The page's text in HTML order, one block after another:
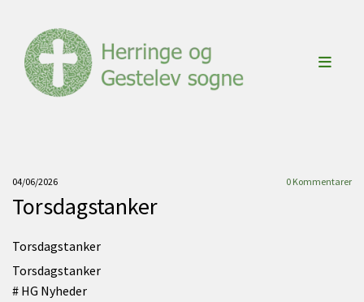
04/06/2026 0 Kommentarer
Torsdagstanker
Torsdagstanker
Torsdagstanker
# HG Nyheder